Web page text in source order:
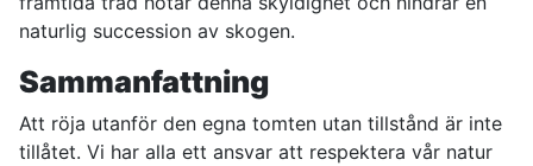
naturlig succession av skogen.
Sammanfattning
Att röja utanför den egna tomten utan tillstånd är inte
tillåtet. Vi har alla ett ansvar att respektera vår natur